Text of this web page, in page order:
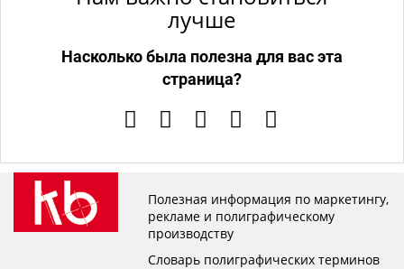
лучше
Насколько была полезна для вас эта
страница?
Полезная информация по маркетингу,
рекламе и полиграфическому
производству
Словарь полиграфических терминов